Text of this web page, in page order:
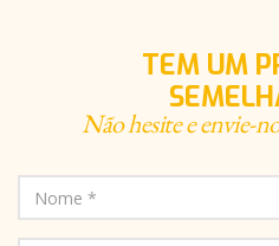
TEM UM
Não hesite e envie-